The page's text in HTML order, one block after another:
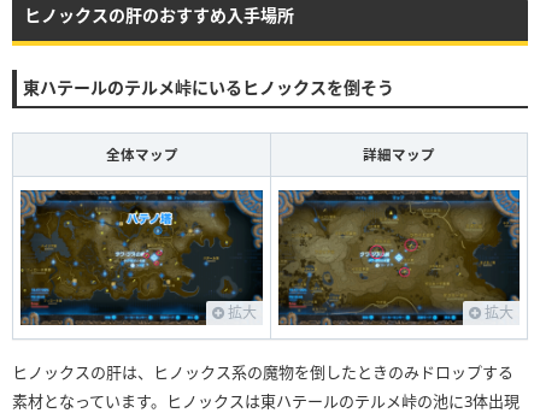
ヒノックスの肝のおすすめ入手場所
東ハテールのテルメ峠にいるヒノックスを倒そう
全体マップ 詳細マップ
拡大 拡大
ヒノックスの肝は、ヒノックス系の魔物を倒したときのみドロップする
素材となっています。ヒノックスは東ハテールのテルメ峠の池に3体出現